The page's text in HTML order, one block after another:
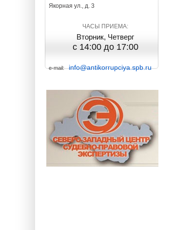
Якорная ул., д. 3
ЧАСЫ ПРИЕМА:
Вторник, Четверг
с 14:00 до 17:00
e-mail: info@antikorrupciya.spb.ru